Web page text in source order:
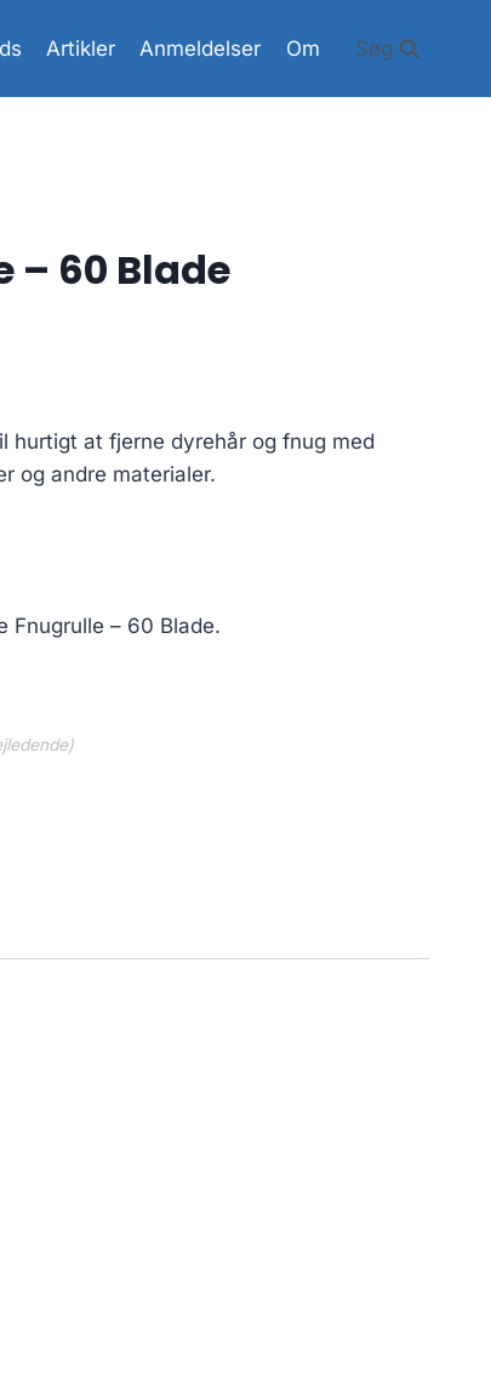
Artikler Anmeldelser Om Søg
– 60 Blade
hurtigt at fjerne dyrehår og fnug med
og andre materialer.
Fnugrulle – 60 Blade.